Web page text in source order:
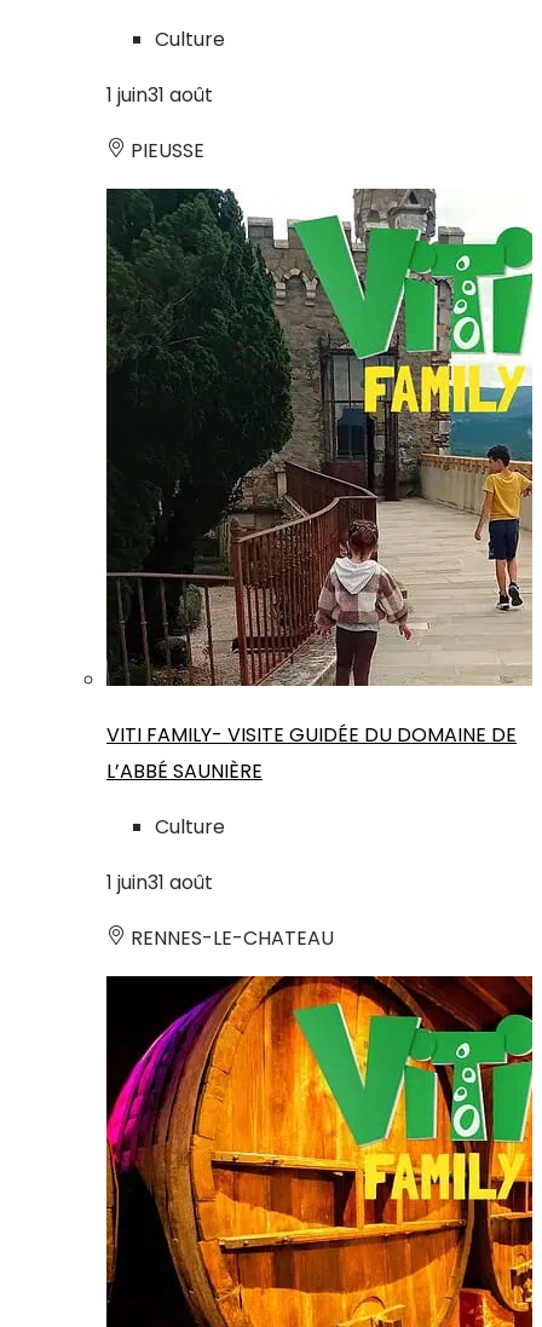
Culture
1 juin31 août
PIEUSSE
VITI FAMILY- VISITE GUIDÉE DU DOMAINE DE
L’ABBÉ SAUNIÈRE
Culture
1 juin31 août
RENNES-LE-CHATEAU